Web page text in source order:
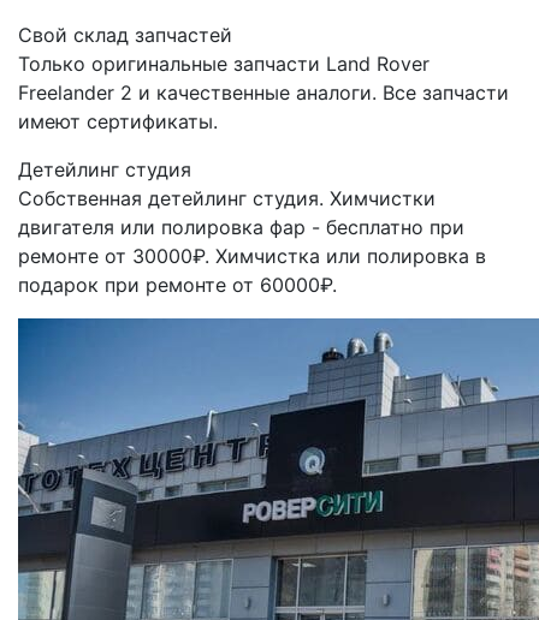
Свой склад запчастей
Только оригинальные запчасти Land Rover
Freelander 2 и качественные аналоги. Все запчасти
имеют сертификаты.
Детейлинг студия
Собственная детейлинг студия. Химчистки
двигателя или полировка фар - бесплатно при
ремонте от 30000₽. Химчистка или полировка в
подарок при ремонте от 60000₽.